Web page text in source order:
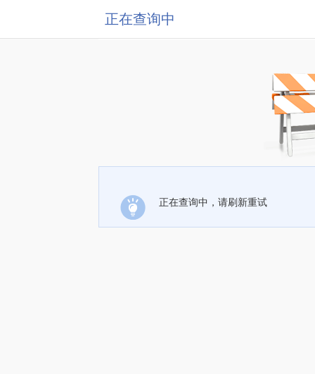
正在查询中
正在查询中，请刷新重试